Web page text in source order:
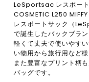
LeSportsac レスポー
COSMETIC L250
レスポートサック（
で誕生したバックブラン
軽くて丈夫で使いやす
い物用から旅行用など
また豊富なプリント柄
バッグです。